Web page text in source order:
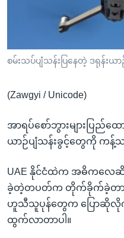
ကြည့်
ရှာဖွေ
နေရာ
သို့
ရန်
ဗွီအိုအေ လူမှုကွန်ယက်များ
စမ်းသပ်ပျံသန်းပြနေတဲ့ ဒရုန်းယ
(Zawgyi / Unicode)
အာရပ်စော်ဘွားများပြည်ထေ
ယာဉ်ပျံသန်းခွင့်တွေကို က
UAE နိုင်ငံထဲက အဓိကလေဆိ
ခဲ့တဲ့တပတ်က တိုက်ခိုက်ခဲ့တာ
ဟူသီသူပုန်တွေက ပြောဆိုလိုက်
ထွက်လာတာပါ။